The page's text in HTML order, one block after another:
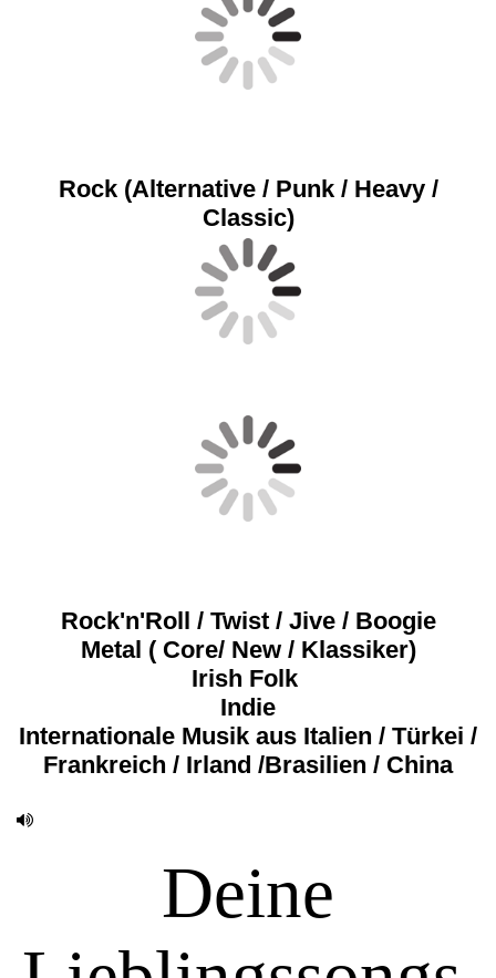
Rock (Alternative / Punk / Heavy /
Classic)
Rock'n'Roll / Twist / Jive / Boogie
Metal ( Core/ New / Klassiker)
Irish Folk
Indie
Internationale Musik aus Italien / Türkei /
Frankreich / Irland /Brasilien / China
Deine